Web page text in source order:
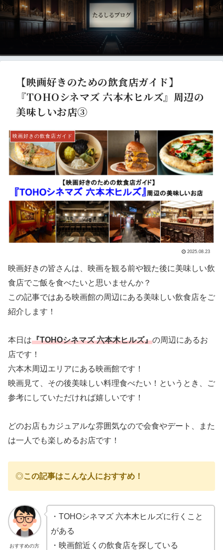
【映画好きのための飲食店ガイド】
『TOHOシネマズ 六本木ヒルズ』周辺の
美味しいお店③
映画好きの飲食店ガイド
2025.08.23
映画好きの皆さんは、映画を観る前や観た後に美味しい飲
食店でご飯を食べたいと思いませんか？
この記事ではある映画館の周辺にある美味しい飲食店をご
紹介します！
本日は『TOHOシネマズ 六本木ヒルズ』の周辺にあるお
店です！
六本木周辺エリアにある映画館です！
映画見て、その後美味しい料理食べたい！というとき、ご
参考にしていただければ嬉しいです！
どのお店もカジュアルな雰囲気なので会食やデート、また
は一人でも楽しめるお店です！
◎この記事はこんな人におすすめ！
おすすめの方
・TOHOシネマズ 六本木ヒルズに行くこと
がある
・映画館近くの飲食店を探している